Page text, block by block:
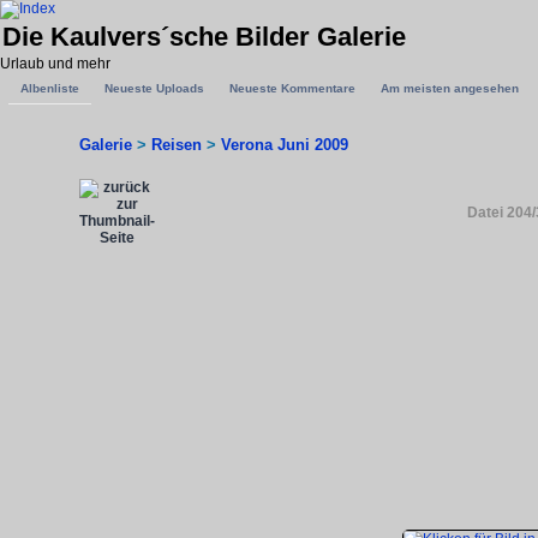
Die Kaulvers´sche Bilder Galerie
Urlaub und mehr
Albenliste Neueste Uploads Neueste Kommentare Am meisten angesehen
Galerie > Reisen > Verona Juni 2009
Datei